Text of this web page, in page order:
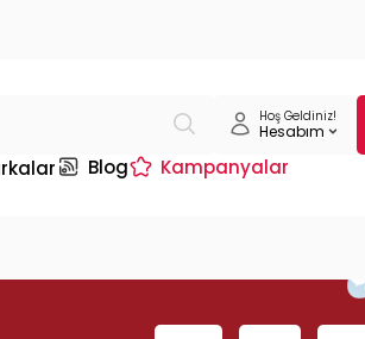
Hoş Geldiniz!
Hesabım
Blog Kampanyalar